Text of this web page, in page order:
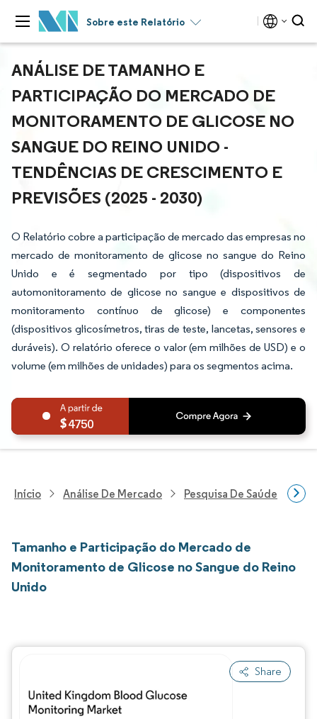
Sobre este Relatório
ANÁLISE DE TAMANHO E
PARTICIPAÇÃO DO MERCADO DE
MONITORAMENTO DE GLICOSE NO
SANGUE DO REINO UNIDO -
TENDÊNCIAS DE CRESCIMENTO E
PREVISÕES (2025 - 2030)
O Relatório cobre a participação de mercado das empresas no
mercado de monitoramento de glicose no sangue do Reino
Unido e é segmentado por tipo (dispositivos de
automonitoramento de glicose no sangue e dispositivos de
monitoramento contínuo de glicose) e componentes
(dispositivos glicosímetros, tiras de teste, lancetas, sensores e
duráveis). O relatório oferece o valor (em milhões de USD) e o
volume (em milhões de unidades) para os segmentos acima.
4750
Início Análise De Mercado Pesquisa De Saúde
Tamanho e Participação do Mercado de
Monitoramento de Glicose no Sangue do Reino
Unido
Share